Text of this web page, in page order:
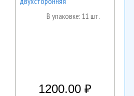
В упаковке: 11 шт.
1200.00